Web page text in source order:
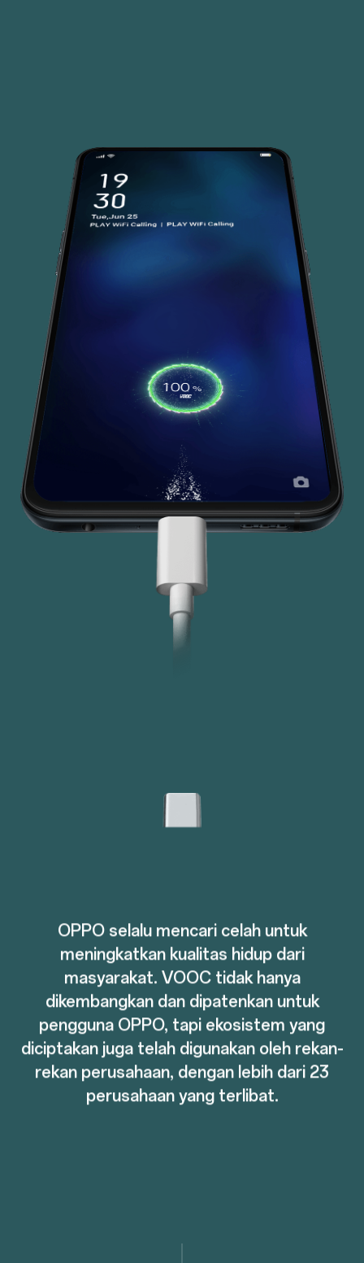
OPPO selalu mencari celah untuk
meningkatkan kualitas hidup dari
masyarakat. VOOC tidak hanya
dikembangkan dan dipatenkan untuk
pengguna OPPO, tapi ekosistem yang
diciptakan juga telah digunakan oleh rekan-
rekan perusahaan, dengan lebih dari 23
perusahaan yang terlibat.